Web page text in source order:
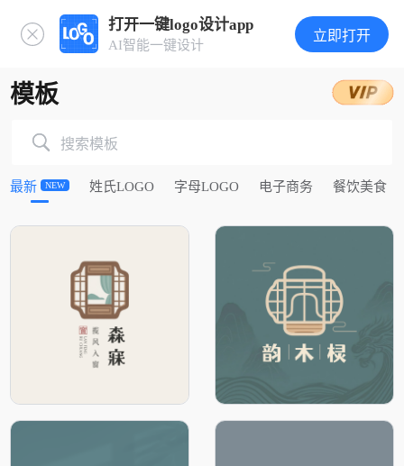
打开一键logo设计app
AI智能一键设计
立即打开
模板
搜索模板
最新 NEW 姓氏LOGO 字母LOGO 电子商务 餐饮美食